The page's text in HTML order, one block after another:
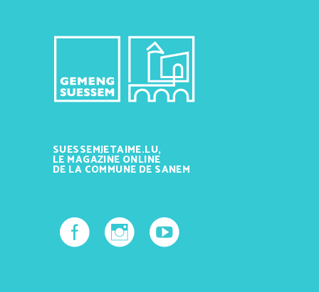
SUESSEMJETAIME.LU,
LE MAGAZINE ONLINE
DE LA COMMUNE DE SANEM